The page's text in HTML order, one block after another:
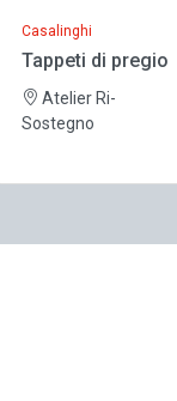
Casalinghi
Tappeti di pregio
Atelier Ri-
Sostegno